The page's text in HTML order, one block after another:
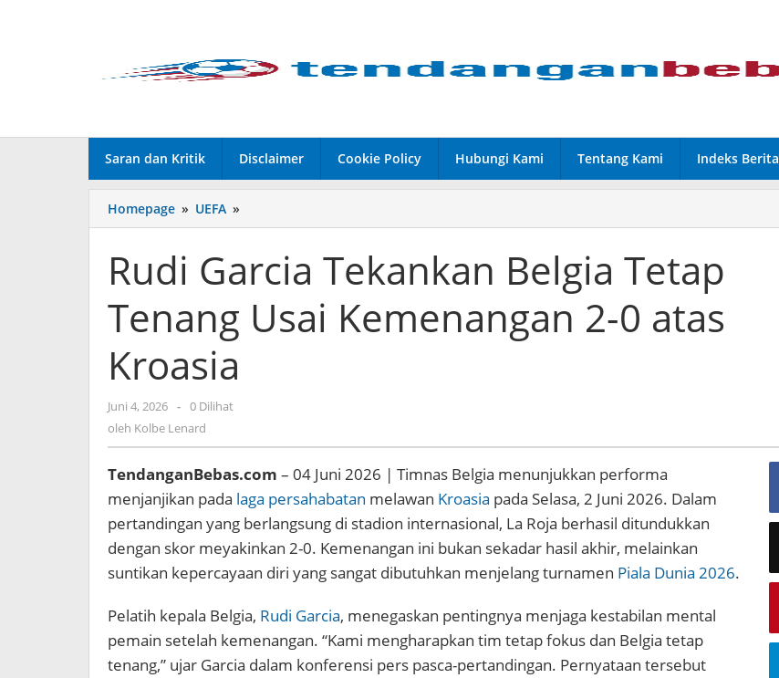
Saran dan Kritik Disclaimer Cookie Policy Hubungi Kami Tentang Kami Indeks Berita
Homepage » UEFA »
Garcia
Belgia
Tetap
Tenang
Usai
Rudi Garcia Tekankan Belgia Tetap
Tenang Usai Kemenangan 2-0 atas
Kroasia
Juni 4, 2026 oleh
Kolbe
- 0 Dilihat
oleh Kolbe Lenard
TendanganBebas.com – 04 Juni 2026 | Timnas Belgia menunjukkan performa
menjanjikan pada laga persahabatan melawan Kroasia pada Selasa, 2 Juni 2026. Dalam
pertandingan yang berlangsung di stadion internasional, La Roja berhasil ditundukkan
dengan skor meyakinkan 2-0. Kemenangan ini bukan sekadar hasil akhir, melainkan
suntikan kepercayaan diri yang sangat dibutuhkan menjelang turnamen Piala Dunia 2026.
Pelatih kepala Belgia, Rudi Garcia, menegaskan pentingnya menjaga kestabilan mental
pemain setelah kemenangan. “Kami mengharapkan tim tetap fokus dan Belgia tetap
tenang,” ujar Garcia dalam konferensi pers pasca-pertandingan. Pernyataan tersebut